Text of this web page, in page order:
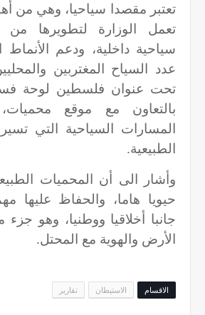
تعتبر مقصدا سياحيا، وهي من
تعمل الوزارة لتطويرها
سياحية داخلية، ودعم الأنماط
عدد السياح المغتربين
تحت عنوان فلسطين لوحة
بالتعاون مع موقع
المسارات السياحية التي
الطبيعية.
وأشار الى أن المحميات
حيويا هاما، والحفاظ عليها
جانبا أخلاقيا ووطنيا، وهو
الأرض والهوية مع المحتل.
الاقسام الاستيطان تقارير